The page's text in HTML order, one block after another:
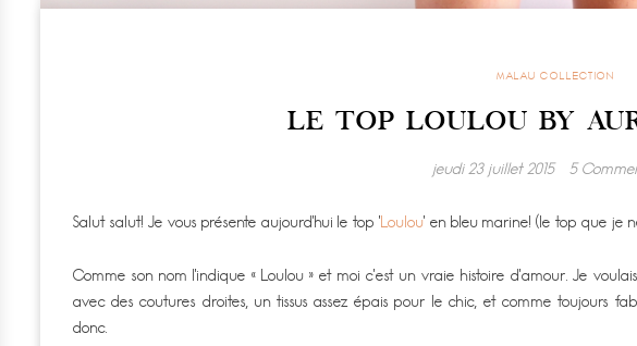
MALAU COLLECTION
LE TOP LOULOU BY
jeudi 23 juillet 2015 5
Salut salut! Je vous présente aujourd’hui le top ‘Loulou‘ en bleu marine! (le top que je
Comme son nom l’indique « Loulou » et moi c’est un vraie histoire d’amour. Je
avec des coutures droites, un tissus assez épais pour le chic, et comme toujours
donc.